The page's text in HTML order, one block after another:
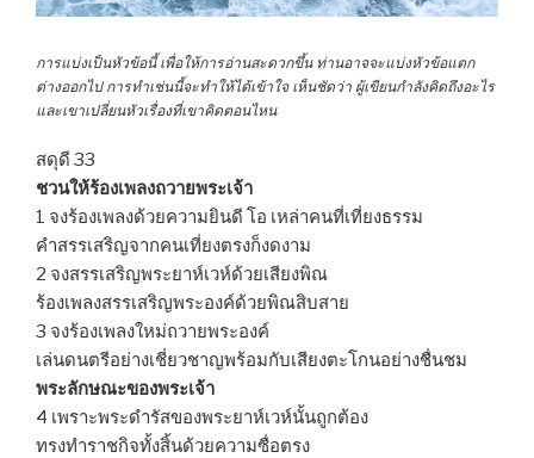
การแบ่งเป็นหัวข้อนี้ เพื่อให้การอ่านสะดวกขึ้น ท่านอาจจะแบ่งหัวข้อแตก
ต่างออกไป การทำเช่นนี้จะทำให้ได้เข้าใจ เห็นชัดว่า ผู้เขียนกำลังคิดถึงอะไร
และเขาเปลี่ยนหัวเรื่องที่เขาคิดตอนไหน
สดุดี 33
ชวนให้ร้องเพลงถวายพระเจ้า
1 จงร้องเพลงด้วยความยินดี โอ เหล่าคนที่เที่ยงธรรม
คำสรรเสริญจากคนเที่ยงตรงก็งดงาม
2 จงสรรเสริญพระยาห์เวห์ด้วยเสียงพิณ
ร้องเพลงสรรเสริญพระองค์ด้วยพิณสิบสาย
3 จงร้องเพลงใหม่ถวายพระองค์
เล่นดนตรีอย่างเชี่ยวชาญพร้อมกับเสียงตะโกนอย่างชื่นชม
พระลักษณะของพระเจ้า
4 เพราะพระดำรัสของพระยาห์เวห์นั้นถูกต้อง
ทรงทำราชกิจทั้งสิ้นด้วยความซื่อตรง